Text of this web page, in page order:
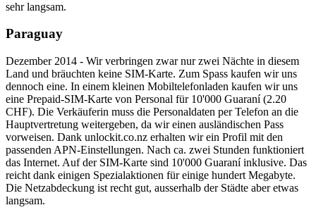
sehr langsam.
Paraguay
Dezember 2014 - Wir verbringen zwar nur zwei Nächte in diesem
Land und bräuchten keine SIM-Karte. Zum Spass kaufen wir uns
dennoch eine. In einem kleinen Mobiltelefonladen kaufen wir uns
eine Prepaid-SIM-Karte von Personal für 10'000 Guaraní (2.20
CHF). Die Verkäuferin muss die Personaldaten per Telefon an die
Hauptvertretung weitergeben, da wir einen ausländischen Pass
vorweisen. Dank unlockit.co.nz erhalten wir ein Profil mit den
passenden APN-Einstellungen. Nach ca. zwei Stunden funktioniert
das Internet. Auf der SIM-Karte sind 10'000 Guaraní inklusive. Das
reicht dank einigen Spezialaktionen für einige hundert Megabyte.
Die Netzabdeckung ist recht gut, ausserhalb der Städte aber etwas
langsam.